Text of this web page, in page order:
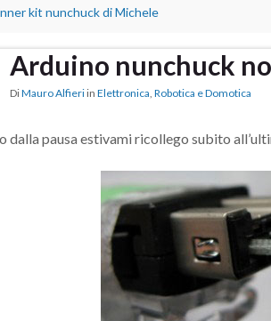
kit nunchuck di Michele
Arduino nunchuck
DiMauro Alfieri in Elettronica, Robotica e Domotica
dalla pausa estivami ricollego subito